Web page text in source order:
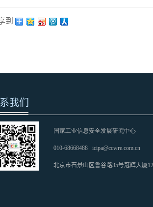
到：
我们
国家工业信息安全发展研究中心
010-68668488 icipa@ccwre.com.cn
北京市石景山区鲁谷路35号冠辉大厦